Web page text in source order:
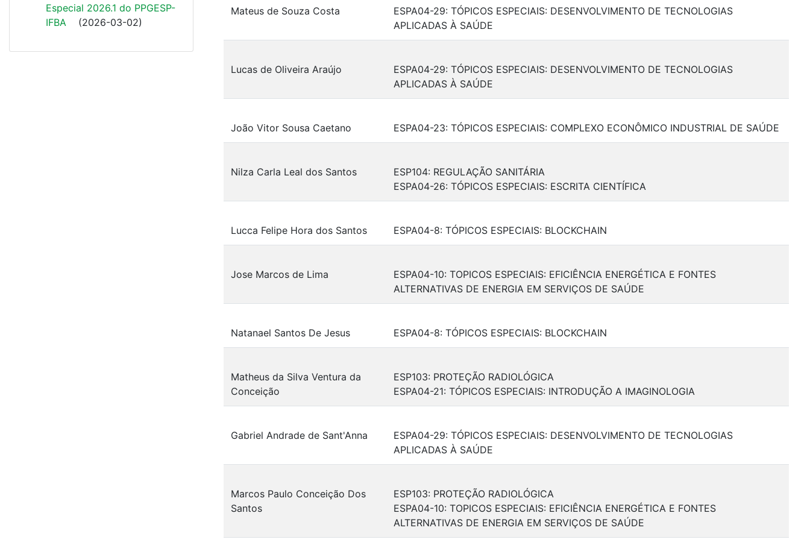
Mateus de Souza Costa
ESPA04-29: TÓPICOS ESPECIAIS: DESENVOLVIMENTO DE TECNOLOGIAS
APLICADAS À SAÚDE
Lucas de Oliveira Araújo
ESPA04-29: TÓPICOS ESPECIAIS: DESENVOLVIMENTO DE TECNOLOGIAS
APLICADAS À SAÚDE
João Vitor Sousa Caetano ESPA04-23: TÓPICOS ESPECIAIS: COMPLEXO ECONÔMICO INDUSTRIAL DE SAÚDE
Nilza Carla Leal dos Santos
ESP104: REGULAÇÃO SANITÁRIA
ESPA04-26: TÓPICOS ESPECIAIS: ESCRITA CIENTÍFICA
Lucca Felipe Hora dos Santos ESPA04-8: TÓPICOS ESPECIAIS: BLOCKCHAIN
Jose Marcos de Lima
ESPA04-10: TOPICOS ESPECIAIS: EFICIÊNCIA ENERGÉTICA E FONTES
ALTERNATIVAS DE ENERGIA EM SERVIÇOS DE SAÚDE
Natanael Santos De Jesus ESPA04-8: TÓPICOS ESPECIAIS: BLOCKCHAIN
Matheus da Silva Ventura da
Conceição
ESP103: PROTEÇÃO RADIOLÓGICA
ESPA04-21: TÓPICOS ESPECIAIS: INTRODUÇÃO A IMAGINOLOGIA
Gabriel Andrade de Sant'Anna
ESPA04-29: TÓPICOS ESPECIAIS: DESENVOLVIMENTO DE TECNOLOGIAS
APLICADAS À SAÚDE
Marcos Paulo Conceição Dos
Santos
ESP103: PROTEÇÃO RADIOLÓGICA
ESPA04-10: TOPICOS ESPECIAIS: EFICIÊNCIA ENERGÉTICA E FONTES
ALTERNATIVAS DE ENERGIA EM SERVIÇOS DE SAÚDE
Especial 2026.1 do PPGESP-
IFBA (2026-03-02)